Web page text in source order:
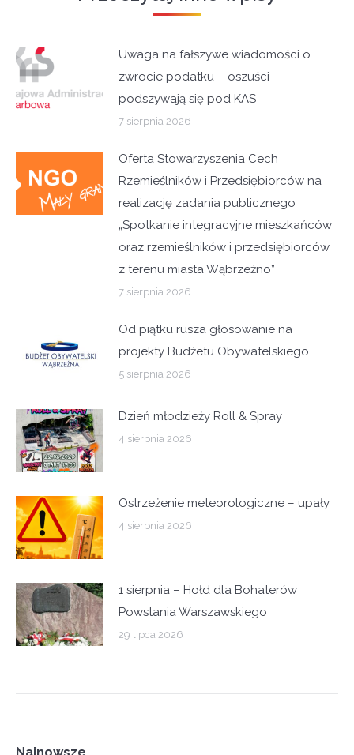
Uwaga na fałszywe wiadomości o
zwrocie podatku – oszuści
podszywają się pod KAS
7 sierpnia 2026
Oferta Stowarzyszenia Cech
Rzemieślników i Przedsiębiorców na
realizację zadania publicznego
„Spotkanie integracyjne mieszkańców
oraz rzemieślników i przedsiębiorców
z terenu miasta Wąbrzeźno”
7 sierpnia 2026
Od piątku rusza głosowanie na
projekty Budżetu Obywatelskiego
5 sierpnia 2026
Dzień młodzieży Roll & Spray
4 sierpnia 2026
Ostrzeżenie meteorologiczne – upały
4 sierpnia 2026
1 sierpnia – Hołd dla Bohaterów
Powstania Warszawskiego
29 lipca 2026